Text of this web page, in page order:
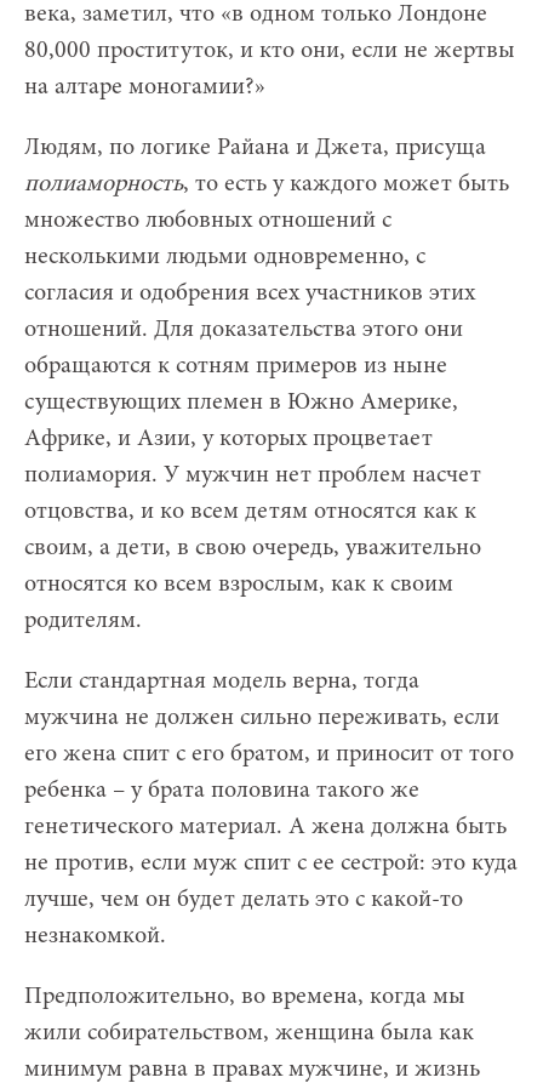
века, заметил, что «в одном только Лондоне
80,000 проституток, и кто они, если не жертвы
на алтаре моногамии?»
Людям, по логике Райана и Джета, присуща
полиаморность, то есть у каждого может быть
множество любовных отношений с
несколькими людьми одновременно, с
согласия и одобрения всех участников этих
отношений. Для доказательства этого они
обращаются к сотням примеров из ныне
существующих племен в Южно Америке,
Африке, и Азии, у которых процветает
полиамория. У мужчин нет проблем насчет
отцовства, и ко всем детям относятся как к
своим, а дети, в свою очередь, уважительно
относятся ко всем взрослым, как к своим
родителям.
Если стандартная модель верна, тогда
мужчина не должен сильно переживать, если
его жена спит с его братом, и приносит от того
ребенка – у брата половина такого же
генетического материал. А жена должна быть
не против, если муж спит с ее сестрой: это куда
лучше, чем он будет делать это с какой-то
незнакомкой.
Предположительно, во времена, когда мы
жили собирательством, женщина была как
минимум равна в правах мужчине, и жизнь